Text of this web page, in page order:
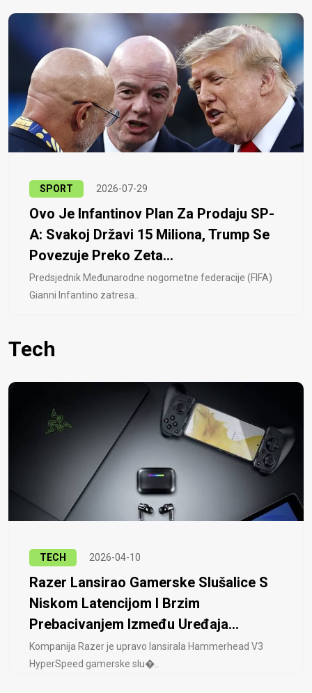
SPORT 2026-07-29
Ovo Je Infantinov Plan Za Prodaju SP-
A: Svakoj Državi 15 Miliona, Trump Se
Povezuje Preko Zeta...
Predsjednik Međunarodne nogometne federacije (FIFA)
Gianni Infantino zatresa..
Tech
TECH 2026-04-10
Razer Lansirao Gamerske Slušalice S
Niskom Latencijom I Brzim
Prebacivanjem Između Uređaja...
Kompanija Razer je upravo lansirala Hammerhead V3
HyperSpeed ​​gamerske slu�..